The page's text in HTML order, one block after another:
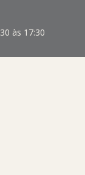
às 17:30